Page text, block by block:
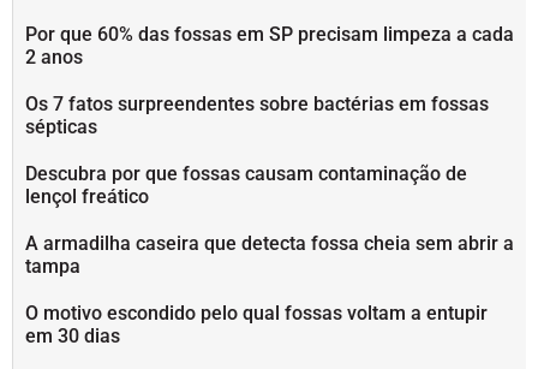
Por que 60% das fossas em SP precisam limpeza a cada
2 anos
Os 7 fatos surpreendentes sobre bactérias em fossas
sépticas
Descubra por que fossas causam contaminação de
lençol freático
A armadilha caseira que detecta fossa cheia sem abrir a
tampa
O motivo escondido pelo qual fossas voltam a entupir
em 30 dias